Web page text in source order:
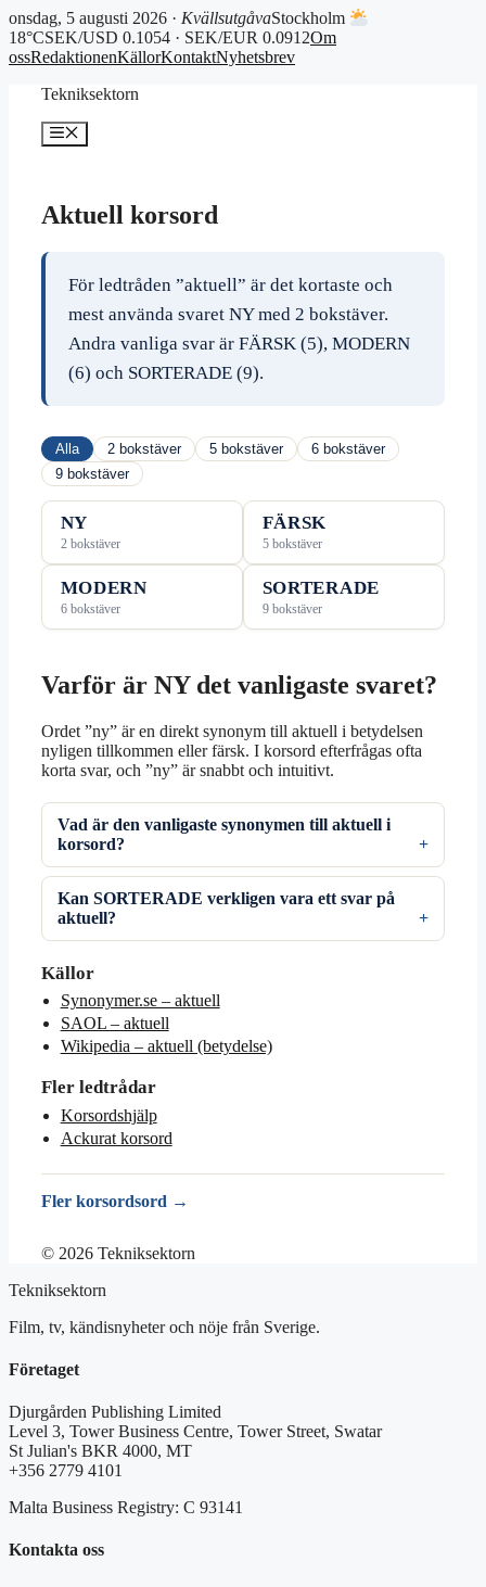
onsdag, 5 augusti 2026 · KvällsutgåvaStockholm
18°CSEK/USD 0.1054 · SEK/EUR 0.0912Om
ossRedaktionenKällorKontaktNyhetsbrev
Tekniksektorn
Meny
Aktuell korsord
För ledtråden ”aktuell” är det kortaste och
mest använda svaret NY med 2 bokstäver.
Andra vanliga svar är FÄRSK (5), MODERN
(6) och SORTERADE (9).
Alla 2 bokstäver 5 bokstäver
6 bokstäver
9 bokstäver
NY
2 bokstäver
FÄRSK
5 bokstäver
MODERN
6 bokstäver
SORTERADE
9 bokstäver
Varför är NY det vanligaste svaret?
Ordet ”ny” är en direkt synonym till aktuell i betydelsen
nyligen tillkommen eller färsk. I korsord efterfrågas ofta
korta svar, och ”ny” är snabbt och intuitivt.
Vad är den vanligaste synonymen till aktuell i
korsord?
Kan SORTERADE verkligen vara ett svar på
aktuell?
Källor
Synonymer.se – aktuell
SAOL – aktuell
Wikipedia – aktuell (betydelse)
Fler ledtrådar
Korsordshjälp
Ackurat korsord
Fler korsordsord →
© 2026 Tekniksektorn
Tekniksektorn
Film, tv, kändisnyheter och nöje från Sverige.
Företaget
Djurgården Publishing Limited
Level 3, Tower Business Centre, Tower Street, Swatar
St Julian's BKR 4000, MT
+356 2779 4101
Malta Business Registry: C 93141
Kontakta oss